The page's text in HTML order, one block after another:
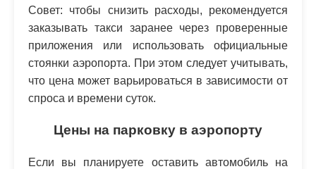
Совет: чтобы снизить расходы, рекомендуется
заказывать такси заранее через проверенные
приложения или использовать официальные
стоянки аэропорта. При этом следует учитывать,
что цена может варьироваться в зависимости от
спроса и времени суток.
Цены на парковку в аэропорту
Если вы планируете оставить автомобиль на